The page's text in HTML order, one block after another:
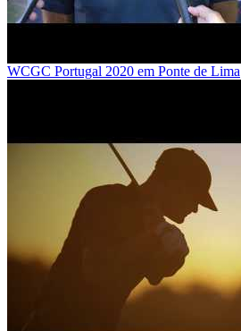
WCGC Portugal 2020 em Ponte de Lima